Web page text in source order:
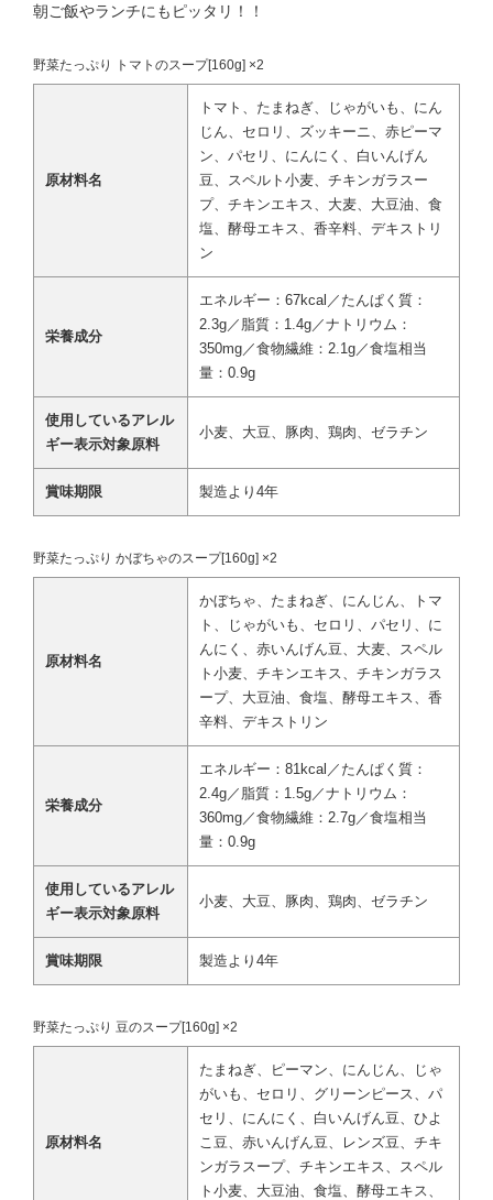
朝ご飯やランチにもピッタリ！！
野菜たっぷり トマトのスープ[160g] ×2
原材料名
トマト、たまねぎ、じゃがいも、にん
じん、セロリ、ズッキーニ、赤ピーマ
ン、パセリ、にんにく、白いんげん
豆、スペルト小麦、チキンガラスー
プ、チキンエキス、大麦、大豆油、食
塩、酵母エキス、香辛料、デキストリ
ン
栄養成分
エネルギー：67kcal／たんぱく質：
2.3g／脂質：1.4g／ナトリウム：
350mg／食物繊維：2.1g／食塩相当
量：0.9g
使用しているアレル
ギー表示対象原料
小麦、大豆、豚肉、鶏肉、ゼラチン
賞味期限 製造より4年
野菜たっぷり かぼちゃのスープ[160g] ×2
原材料名
かぼちゃ、たまねぎ、にんじん、トマ
ト、じゃがいも、セロリ、パセリ、に
んにく、赤いんげん豆、大麦、スペル
ト小麦、チキンエキス、チキンガラス
ープ、大豆油、食塩、酵母エキス、香
辛料、デキストリン
栄養成分
エネルギー：81kcal／たんぱく質：
2.4g／脂質：1.5g／ナトリウム：
360mg／食物繊維：2.7g／食塩相当
量：0.9g
使用しているアレル
ギー表示対象原料
小麦、大豆、豚肉、鶏肉、ゼラチン
賞味期限 製造より4年
野菜たっぷり 豆のスープ[160g] ×2
原材料名
たまねぎ、ピーマン、にんじん、じゃ
がいも、セロリ、グリーンピース、パ
セリ、にんにく、白いんげん豆、ひよ
こ豆、赤いんげん豆、レンズ豆、チキ
ンガラスープ、チキンエキス、スペル
ト小麦、大豆油、食塩、酵母エキス、